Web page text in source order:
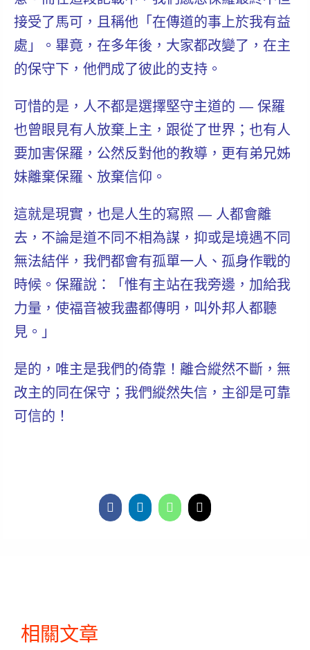
接受了馬可，且稱他「在傳道的事上於我有益
處」。畢竟，在多年後，大家都改變了，在主
的保守下，他們成了彼此的支持。
可惜的是，人不都是選擇堅守主道的 — 保羅
也曾眼見有人放棄上主，跟從了世界；也有人
要加害保羅，公然反對他的教導，更有弟兄姊
妹離棄保羅、放棄信仰。
這就是現實，也是人生的寫照 — 人都會離
去，不論是道不同不相為謀，抑或是境遇不同
無法結伴，我們都會有孤單一人、孤身作戰的
時候。保羅說：「惟有主站在我旁邊，加給我
力量，使福音被我盡都傳明，叫外邦人都聽
見。」
是的，唯主是我們的倚靠！離合縱然不斷，無
改主的同在保守；我們縱然失信，主卻是可靠
可信的！
相關文章